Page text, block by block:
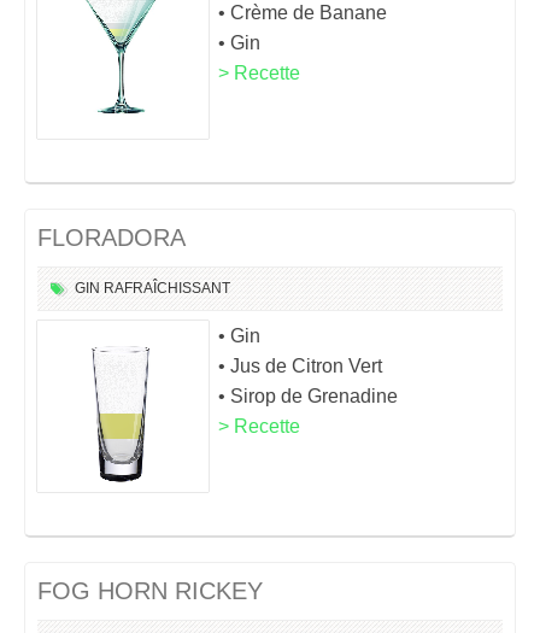
• Crème de Banane
• Gin
> Recette
FLORADORA
GIN RAFRAÎCHISSANT
• Gin
• Jus de Citron Vert
• Sirop de Grenadine
> Recette
FOG HORN RICKEY